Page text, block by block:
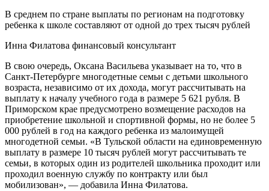
В среднем по стране выплаты по регионам на подготовку
ребенка к школе составляют от одной до трех тысяч рублей
Инна Филатова финансовый консультант
В свою очередь, Оксана Васильева указывает на то, что в
Санкт-Петербурге многодетные семьи с детьми школьного
возраста, независимо от их дохода, могут рассчитывать на
выплату к началу учебного года в размере 5 621 рубля. В
Приморском крае предусмотрено возмещение расходов на
приобретение школьной и спортивной формы, но не более 5
000 рублей в год на каждого ребенка из малоимущей
многодетной семьи. «В Тульской области на единовременную
выплату в размере 10 тысяч рублей могут рассчитывать те
семьи, в которых один из родителей школьника проходит или
проходил военную службу по контракту или был
мобилизован», — добавила Инна Филатова.